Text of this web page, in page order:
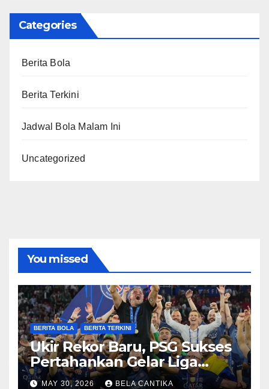
Categories
Berita Bola
Berita Terkini
Jadwal Bola Malam Ini
Uncategorized
You missed
BERITA BOLA BERITA TERKINI
Ukir Rekor Baru, PSG Sukses
Pertahankan Gelar Liga
Champions
MAY 30, 2026 BELA CANTIKA